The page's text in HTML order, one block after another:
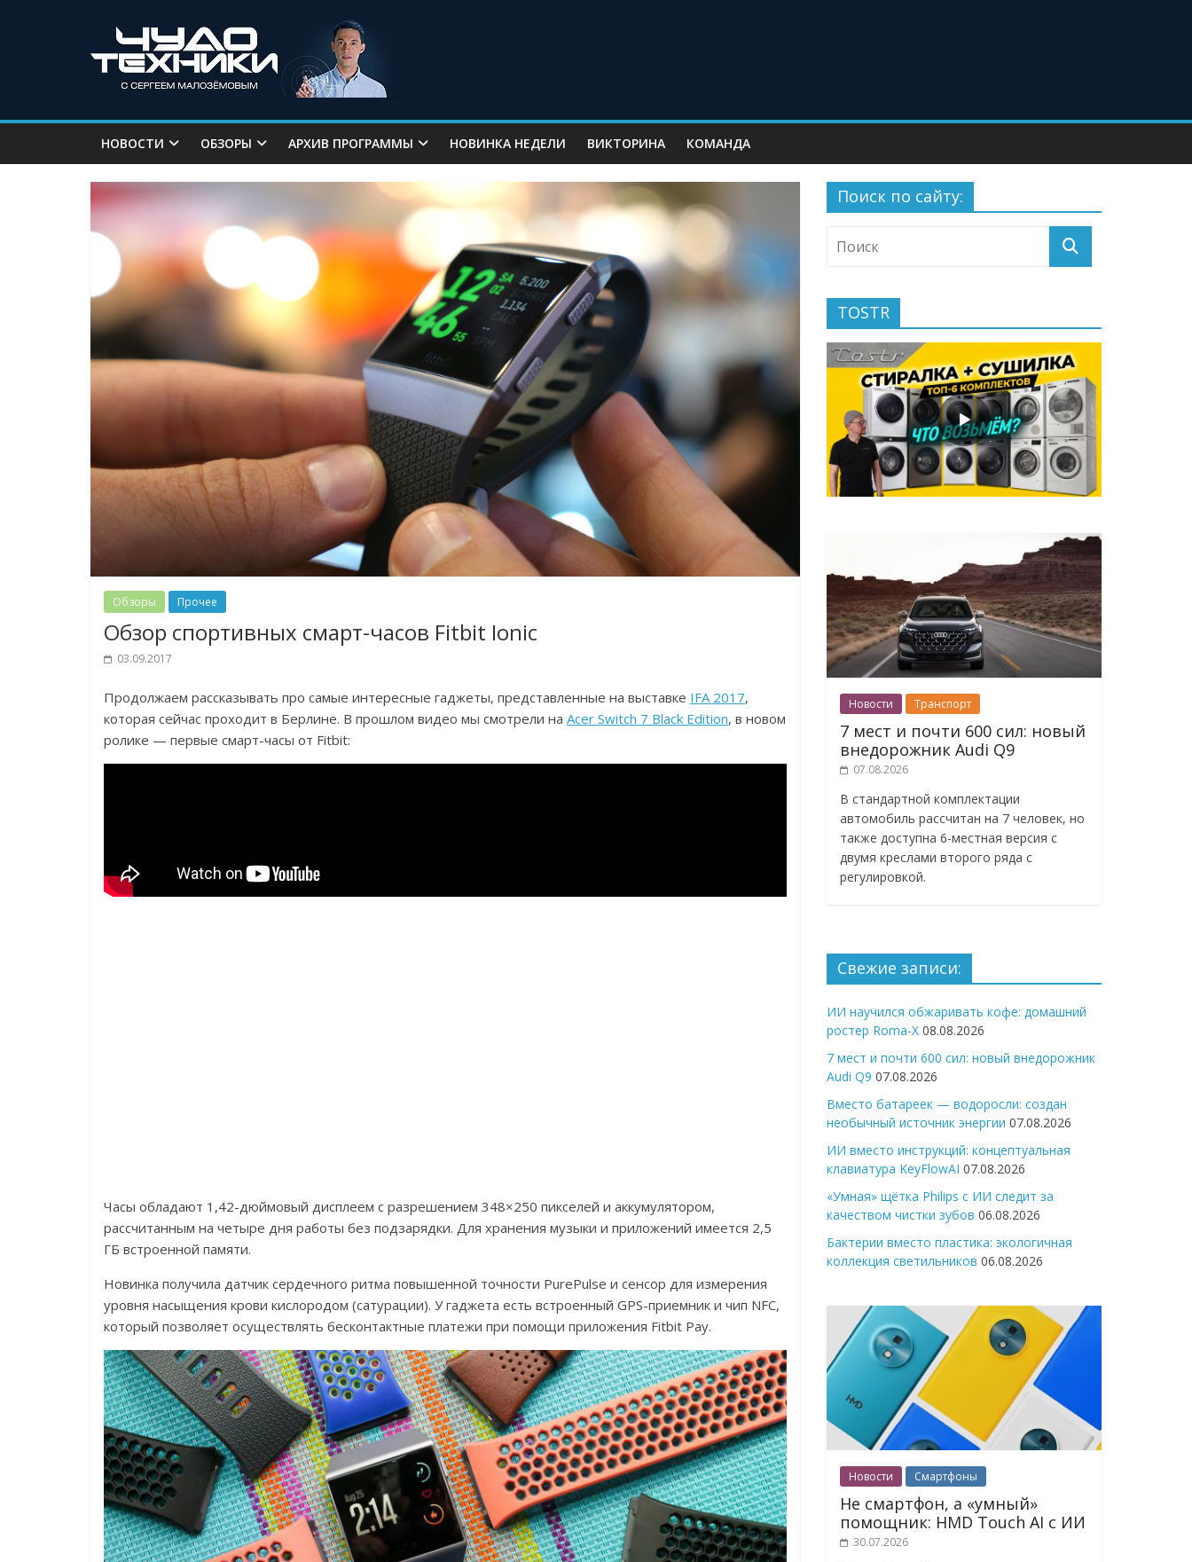
НОВОСТИ ОБЗОРЫ АРХИВ ПРОГРАММЫ НОВИНКА НЕДЕЛИ ВИКТОРИНА КОМАНДА
Обзоры Прочее
Обзор спортивных смарт-часов Fitbit Ionic
03.09.2017
Продолжаем рассказывать про самые интересные гаджеты, представленные на выставке IFA 2017,
которая сейчас проходит в Берлине. В прошлом видео мы смотрели на Acer Switch 7 Black Edition, в новом
ролике — первые смарт-часы от Fitbit:
Часы обладают 1,42-дюймовый дисплеем с разрешением 348×250 пикселей и аккумулятором,
рассчитанным на четыре дня работы без подзарядки. Для хранения музыки и приложений имеется 2,5
ГБ встроенной памяти.
Новинка получила датчик сердечного ритма повышенной точности PurePulse и сенсор для измерения
уровня насыщения крови кислородом (сатурации). У гаджета есть встроенный GPS-приемник и чип NFC,
который позволяет осуществлять бесконтактные платежи при помощи приложения Fitbit Pay.
Поиск по сайту:
TOSTR
Новости Транспорт
7 мест и почти 600 сил: новый
внедорожник Audi Q9
07.08.2026
В стандартной комплектации
автомобиль рассчитан на 7 человек, но
также доступна 6-местная версия с
двумя креслами второго ряда с
регулировкой.
Свежие записи:
ИИ научился обжаривать кофе: домашний
ростер Roma-X 08.08.2026
7 мест и почти 600 сил: новый внедорожник
Audi Q9 07.08.2026
Вместо батареек — водоросли: создан
необычный источник энергии 07.08.2026
ИИ вместо инструкций: концептуальная
клавиатура KeyFlowAI 07.08.2026
«Умная» щётка Philips с ИИ следит за
качеством чистки зубов 06.08.2026
Бактерии вместо пластика: экологичная
коллекция светильников 06.08.2026
Новости Смартфоны
Не смартфон, а «умный»
помощник: HMD Touch AI с ИИ
30.07.2026